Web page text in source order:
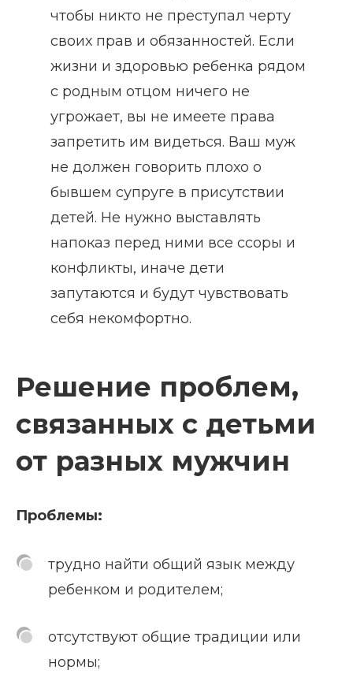
чтобы никто не преступал черту
своих прав и обязанностей. Если
жизни и здоровью ребенка рядом
с родным отцом ничего не
угрожает, вы не имеете права
запретить им видеться. Ваш муж
не должен говорить плохо о
бывшем супруге в присутствии
детей. Не нужно выставлять
напоказ перед ними все ссоры и
конфликты, иначе дети
запутаются и будут чувствовать
себя некомфортно.
Решение проблем,
связанных с детьми
от разных мужчин
Проблемы:
трудно найти общий язык между
ребенком и родителем;
отсутствуют общие традиции или
нормы;